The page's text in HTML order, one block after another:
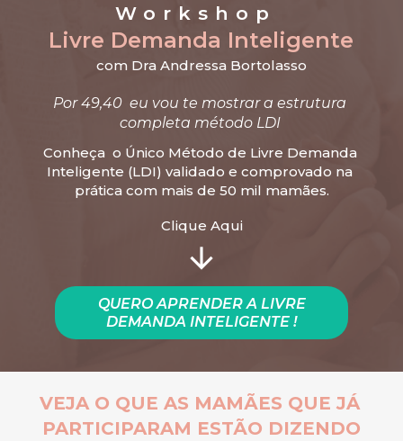
Workshop
Livre Demanda Inteligente
com Dra Andressa Bortolasso
QUERO APRENDER A LIVRE
DEMANDA INTELIGENTE !
Por 49,40  eu vou te mostrar a estrutura
completa método LDI
Conheça  o Único Método de Livre Demanda
Inteligente (LDI) validado e comprovado na
prática com mais de 50 mil mamães.
Clique Aqui
VEJA O QUE AS MAMÃES QUE JÁ
PARTICIPARAM ESTÃO DIZENDO